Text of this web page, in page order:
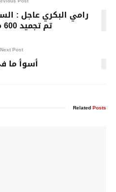
رامي البكري عاجل :
تم تجميد 600 مليون دولار
Next Post
أسوأ ما
RelatedPosts